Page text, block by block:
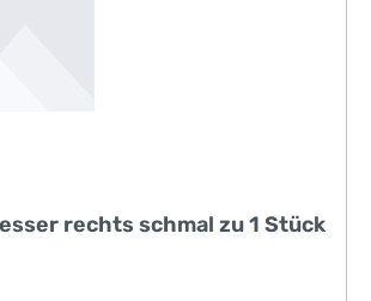
rechts schmal zu 1 Stück